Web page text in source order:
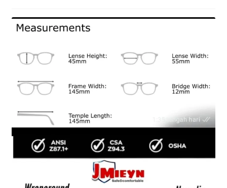
Sosial Media
Shipment Tracking
My account
Wishlist